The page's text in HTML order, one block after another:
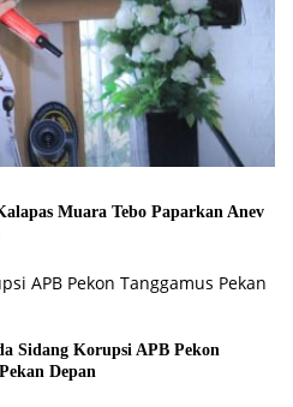
Muara Tebo Paparkan Anev
Sidang Korupsi APB Pekon
Depan